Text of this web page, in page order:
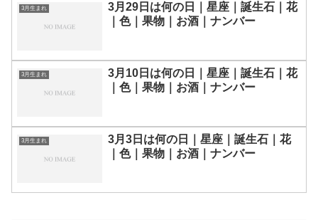
3月生まれ
3月29日は何の日｜星座｜誕生石｜花
｜色｜果物｜お酒｜ナンバー
3月生まれ
3月10日は何の日｜星座｜誕生石｜花
｜色｜果物｜お酒｜ナンバー
3月生まれ
3月3日は何の日｜星座｜誕生石｜花
｜色｜果物｜お酒｜ナンバー